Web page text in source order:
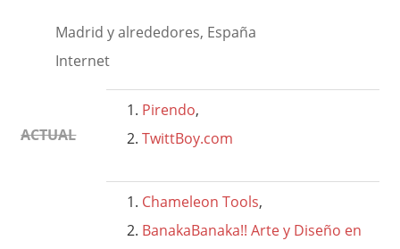
Madrid y alrededores, España
Internet
ACTUAL
Pirendo,
TwittBoy.com
Chameleon Tools,
BanakaBanaka!! Arte y Diseño en